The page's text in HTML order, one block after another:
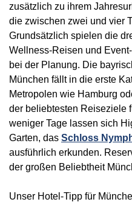
zusätzlich zu ihrem
die zwischen zwei und vier
Grundsätzlich spielen die
Wellness-Reisen und
bei der Planung. Die
München fällt in die erste
Metropolen wie Hamburg
der beliebtesten Reiseziele
weniger Tage lassen sich
Garten, das Schloss
ausführlich erkunden.
der großen Beliebtheit
Unser Hotel-Tipp für